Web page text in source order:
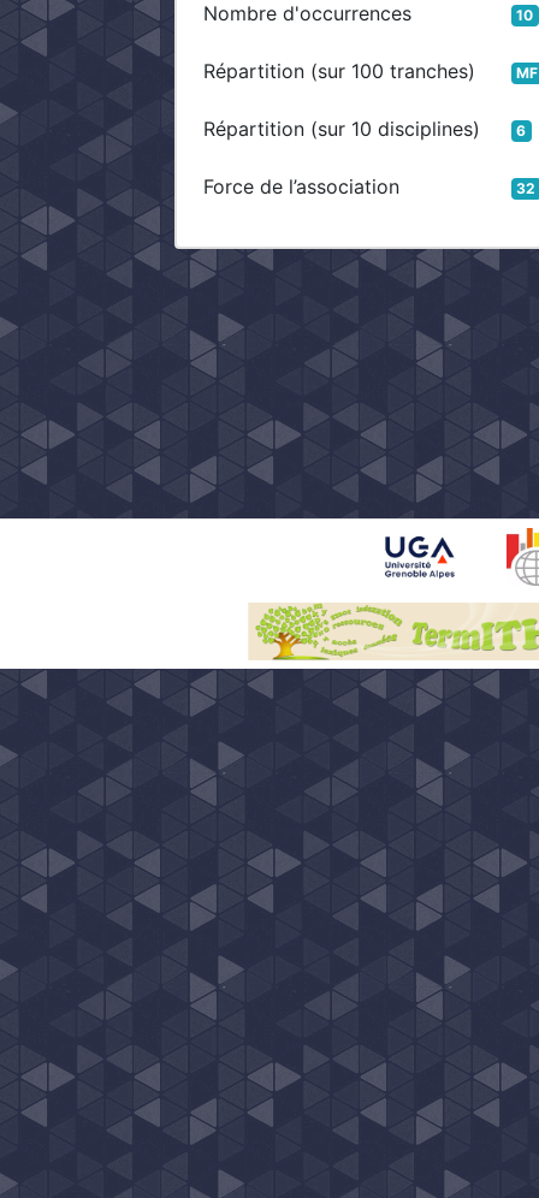
Nombre d'occurrences 10
Répartition (sur 100 tranches) MF
Répartition (sur 10 disciplines) 6
Force de l’association 32